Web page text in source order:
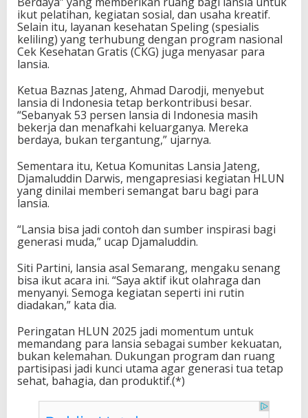
ikut pelatihan, kegiatan sosial, dan usaha kreatif.
Selain itu, layanan kesehatan Speling (spesialis
keliling) yang terhubung dengan program nasional
Cek Kesehatan Gratis (CKG) juga menyasar para
lansia.
Ketua Baznas Jateng, Ahmad Darodji, menyebut
lansia di Indonesia tetap berkontribusi besar.
“Sebanyak 53 persen lansia di Indonesia masih
bekerja dan menafkahi keluarganya. Mereka
berdaya, bukan tergantung,” ujarnya.
Sementara itu, Ketua Komunitas Lansia Jateng,
Djamaluddin Darwis, mengapresiasi kegiatan HLUN
yang dinilai memberi semangat baru bagi para
lansia.
“Lansia bisa jadi contoh dan sumber inspirasi bagi
generasi muda,” ucap Djamaluddin.
Siti Partini, lansia asal Semarang, mengaku senang
bisa ikut acara ini. “Saya aktif ikut olahraga dan
menyanyi. Semoga kegiatan seperti ini rutin
diadakan,” kata dia.
Peringatan HLUN 2025 jadi momentum untuk
memandang para lansia sebagai sumber kekuatan,
bukan kelemahan. Dukungan program dan ruang
partisipasi jadi kunci utama agar generasi tua tetap
sehat, bahagia, dan produktif.(*)